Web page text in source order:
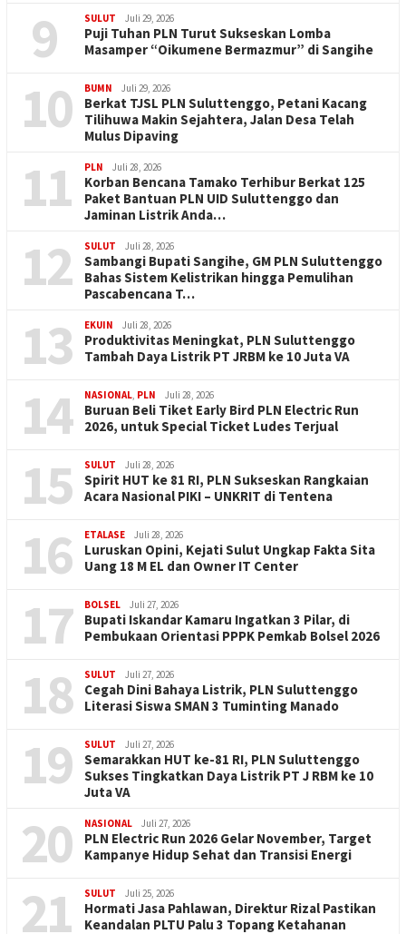
9 SULUT Juli 29, 2026
Puji Tuhan PLN Turut Sukseskan Lomba
Masamper “Oikumene Bermazmur” di Sangihe
10 BUMN Juli 29, 2026
Berkat TJSL PLN Suluttenggo, Petani Kacang
Tilihuwa Makin Sejahtera, Jalan Desa Telah
Mulus Dipaving
11 PLN Juli 28, 2026
Korban Bencana Tamako Terhibur Berkat 125
Paket Bantuan PLN UID Suluttenggo dan
Jaminan Listrik Anda…
12 SULUT Juli 28, 2026
Sambangi Bupati Sangihe, GM PLN Suluttenggo
Bahas Sistem Kelistrikan hingga Pemulihan
Pascabencana T…
13 EKUIN Juli 28, 2026
Produktivitas Meningkat, PLN Suluttenggo
Tambah Daya Listrik PT JRBM ke 10 Juta VA
14 NASIONAL PLN Juli 28, 2026
Buruan Beli Tiket Early Bird PLN Electric Run
2026, untuk Special Ticket Ludes Terjual
15 SULUT Juli 28, 2026
Spirit HUT ke 81 RI, PLN Sukseskan Rangkaian
Acara Nasional PIKI – UNKRIT di Tentena
16 ETALASE Juli 28, 2026
Luruskan Opini, Kejati Sulut Ungkap Fakta Sita
Uang 18 M EL dan Owner IT Center
17 BOLSEL Juli 27, 2026
Bupati Iskandar Kamaru Ingatkan 3 Pilar, di
Pembukaan Orientasi PPPK Pemkab Bolsel 2026
18 SULUT Juli 27, 2026
Cegah Dini Bahaya Listrik, PLN Suluttenggo
Literasi Siswa SMAN 3 Tuminting Manado
19 SULUT Juli 27, 2026
Semarakkan HUT ke-81 RI, PLN Suluttenggo
Sukses Tingkatkan Daya Listrik PT J RBM ke 10
Juta VA
20 NASIONAL Juli 27, 2026
PLN Electric Run 2026 Gelar November, Target
Kampanye Hidup Sehat dan Transisi Energi
21 SULUT Juli 25, 2026
Hormati Jasa Pahlawan, Direktur Rizal Pastikan
Keandalan PLTU Palu 3 Topang Ketahanan